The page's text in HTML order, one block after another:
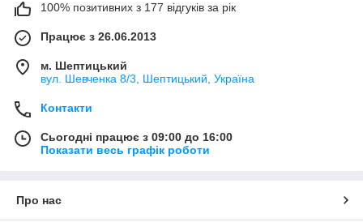
100% позитивних з 177 відгуків за рік
Працює з 26.06.2013
м. Шептицький
вул. Шевченка 8/3, Шептицький, Україна
Контакти
Сьогодні працює з 09:00 до 16:00
Показати весь графік роботи
Про нас